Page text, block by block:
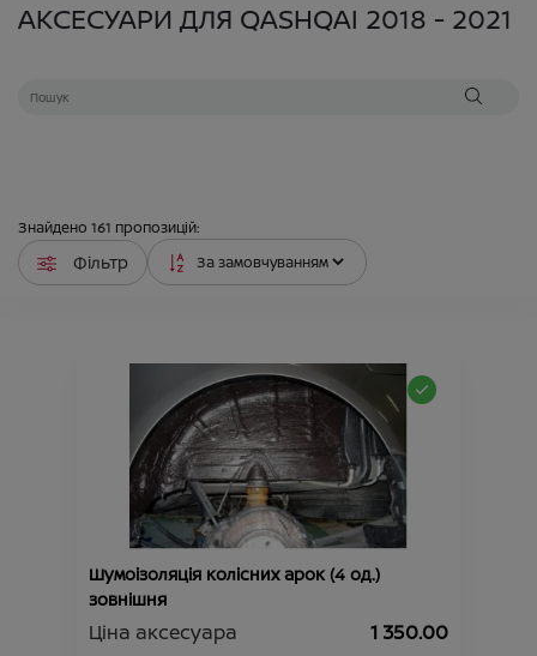
АКСЕСУАРИ ДЛЯ QASHQAI 2018 - 2021
Знайдено 161 пропозицій:
Фільтр
Шумоізоляція колісних арок (4 од.)
зовнішня
Ціна аксесуара 1 350.00